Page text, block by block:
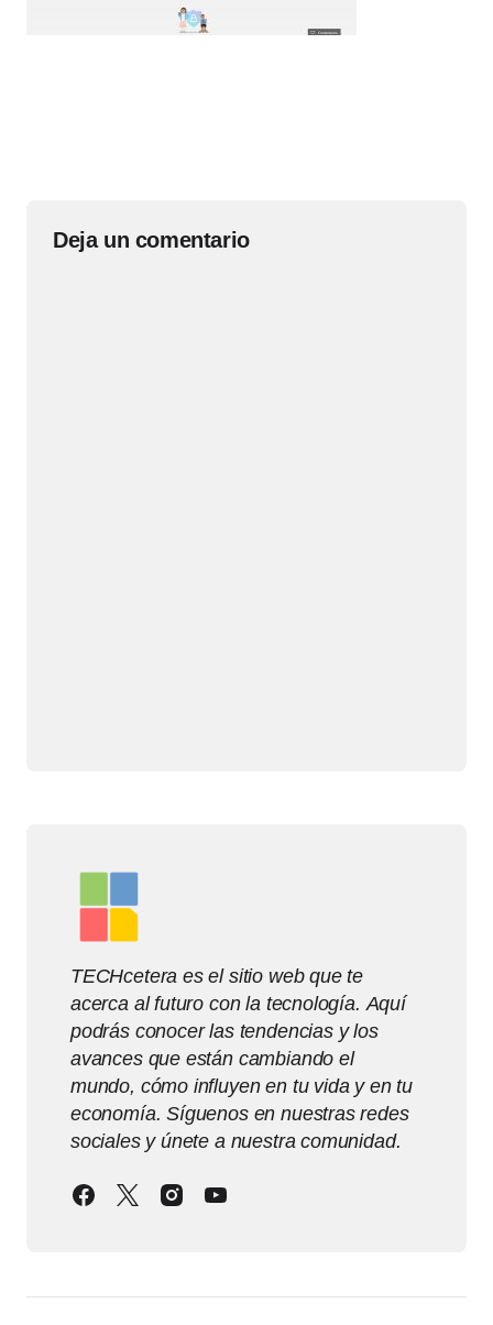
Deja un comentario
TECHcetera es el sitio web que te
acerca al futuro con la tecnología. Aquí
podrás conocer las tendencias y los
avances que están cambiando el
mundo, cómo influyen en tu vida y en tu
economía. Síguenos en nuestras redes
sociales y únete a nuestra comunidad.